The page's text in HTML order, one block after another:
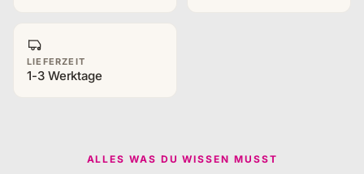
LIEFERZEIT
1-3 Werktage
ALLES WAS DU WISSEN MUSST